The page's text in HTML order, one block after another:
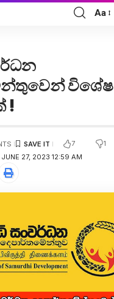
Aa
විශේෂ
!
JUNE 27, 2023 12:59 AM
7 1